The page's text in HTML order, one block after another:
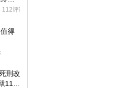
112评论
得
刑改
11年